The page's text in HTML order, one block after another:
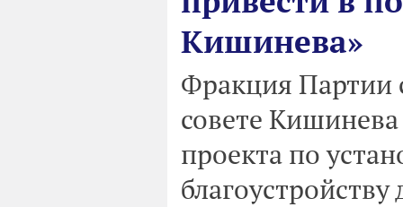
Кишинева»
Фракция Партии
совете
проекта по
благоустройству